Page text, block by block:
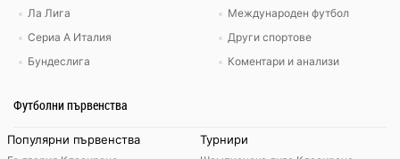
Ла Лига
Сериа А Италия
Бундеслига
Международен футбол
Други спортове
Коментари и анализи
Футболни първенства
Популярни първенства Турнири